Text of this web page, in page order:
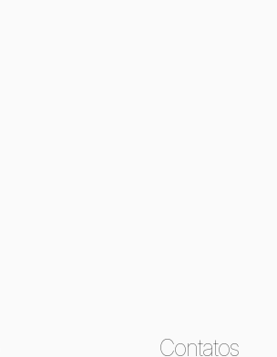
Contatos